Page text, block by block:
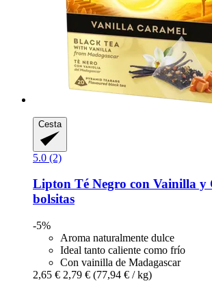
Cesta
5.0 (2)
Lipton Té Negro con Vainilla y
bolsitas
-5%
Aroma naturalmente dulce
Ideal tanto caliente como frío
Con vainilla de Madagascar
2,65 € 2,79 € (77,94 € / kg)